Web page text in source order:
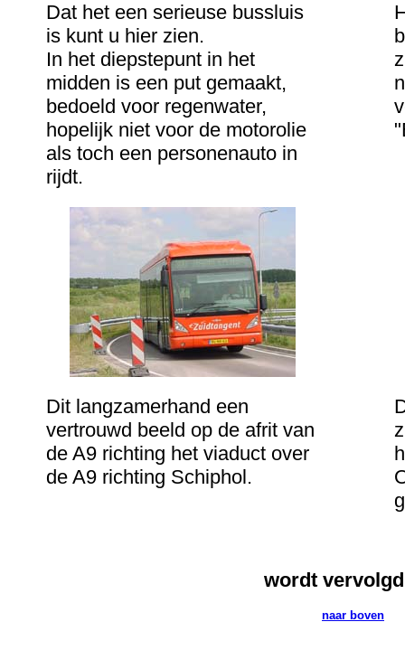
Dat het een serieuse bussluis
is kunt u hier zien.
In het diepstepunt in het
midden is een put gemaakt,
bedoeld voor regenwater,
hopelijk niet voor de motorolie
als toch een personenauto in
rijdt.
Dit langzamerhand een
vertrouwd beeld op de afrit van
de A9 richting het viaduct over
de A9 richting Schiphol.
wordt
naar boven